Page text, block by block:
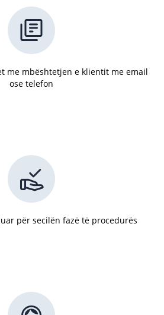
me mbështetjen e klientit me email
ose telefon
për secilën fazë të procedurës